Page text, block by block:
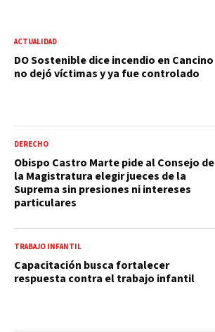
ACTUALIDAD
DO Sostenible dice incendio en Cancino
no dejó víctimas y ya fue controlado
DERECHO
Obispo Castro Marte pide al Consejo de
la Magistratura elegir jueces de la
Suprema sin presiones ni intereses
particulares
TRABAJO INFANTIL
Capacitación busca fortalecer
respuesta contra el trabajo infantil